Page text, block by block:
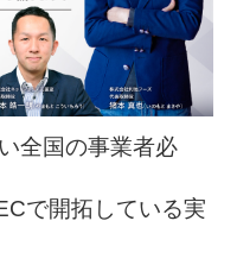
全国の事業者必
で開拓している実